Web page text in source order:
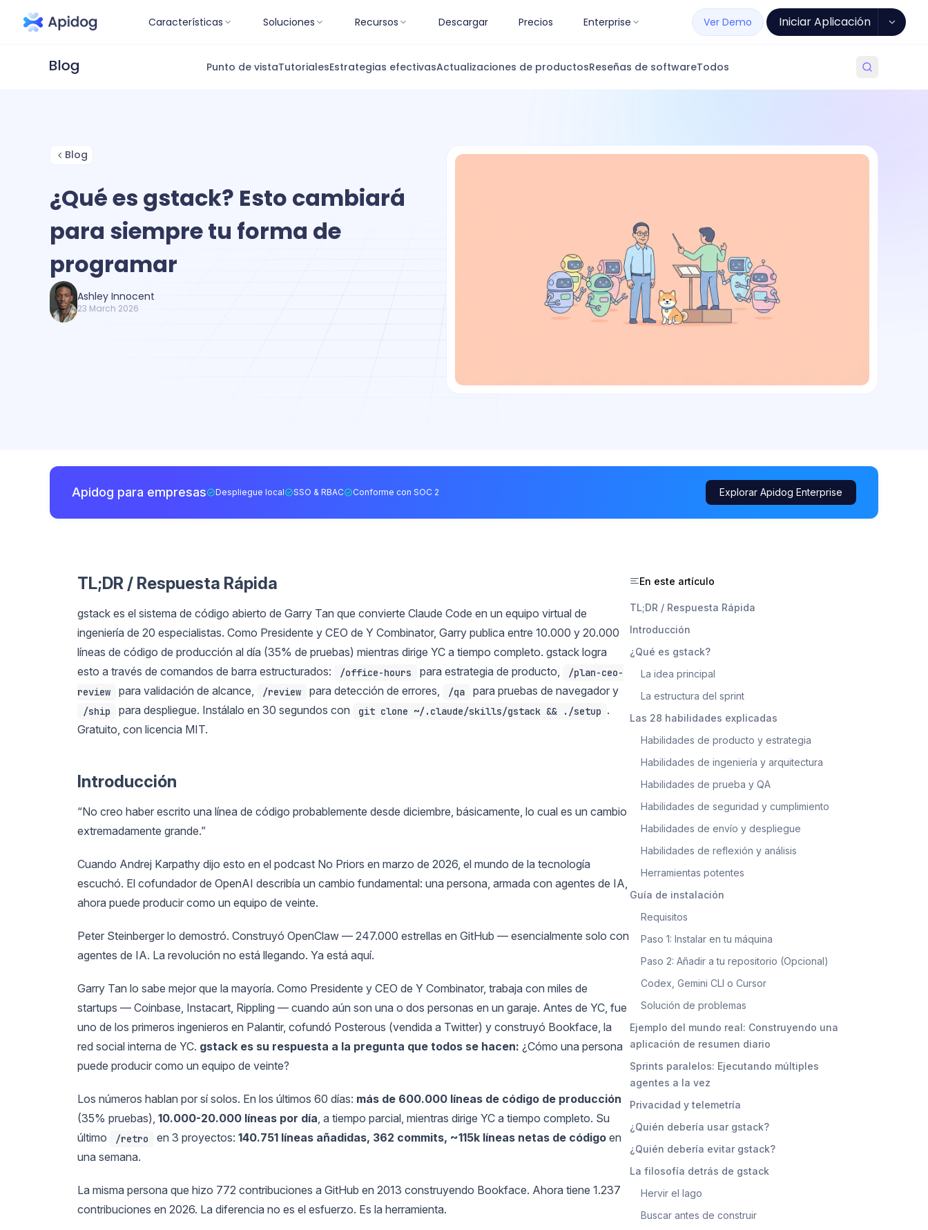
Características Soluciones Recursos Descargar Precios Enterprise Ver Demo Iniciar Aplicación
Punto de vistaTutorialesEstrategias efectivasActualizaciones de productosReseñas de softwareTodos
Blog
¿Qué es gstack? Esto cambiará
para siempre tu forma de
programar
Ashley Innocent
23 March 2026
Apidog para empresas Despliegue local SSO & RBAC Conforme con SOC 2 Explorar Apidog Enterprise
TL;DR / Respuesta Rápida
gstack es el sistema de código abierto de Garry Tan que convierte Claude Code en un equipo virtual de
ingeniería de 20 especialistas. Como Presidente y CEO de Y Combinator, Garry publica entre 10.000 y 20.000
líneas de código de producción al día (35% de pruebas) mientras dirige YC a tiempo completo. gstack logra
esto a través de comandos de barra estructurados:
/office-hours para estrategia de producto,
/plan-ceo-
review
para validación de alcance, /review para detección de errores, /qa para pruebas de navegador y
/ship para despliegue. Instálalo en 30 segundos con git clone ~/.claude/skills/gstack && ./setup .
Gratuito, con licencia MIT.
Introducción
“No creo haber escrito una línea de código probablemente desde diciembre, básicamente, lo cual es un cambio
extremadamente grande.”
Cuando Andrej Karpathy dijo esto en el podcast No Priors en marzo de 2026, el mundo de la tecnología
escuchó. El cofundador de OpenAI describía un cambio fundamental: una persona, armada con agentes de IA,
ahora puede producir como un equipo de veinte.
Peter Steinberger lo demostró. Construyó OpenClaw — 247.000 estrellas en GitHub — esencialmente solo con
agentes de IA. La revolución no está llegando. Ya está aquí.
Garry Tan lo sabe mejor que la mayoría. Como Presidente y CEO de Y Combinator, trabaja con miles de
startups — Coinbase, Instacart, Rippling — cuando aún son una o dos personas en un garaje. Antes de YC, fue
uno de los primeros ingenieros en Palantir, cofundó Posterous (vendida a Twitter) y construyó Bookface, la
red social interna de YC. gstack es su respuesta a la pregunta que todos se hacen: ¿Cómo una persona
puede producir como un equipo de veinte?
Los números hablan por sí solos. En los últimos 60 días: más de 600.000 líneas de código de producción
(35% pruebas), 10.000-20.000 líneas por día , a tiempo parcial, mientras dirige YC a tiempo completo. Su
último
/retro en 3 proyectos: 140.751 líneas añadidas, 362 commits, ~115k líneas netas de código en
una semana.
La misma persona que hizo 772 contribuciones a GitHub en 2013 construyendo Bookface. Ahora tiene 1.237
contribuciones en 2026. La diferencia no es el esfuerzo. Es la herramienta.
En este artículo
TL;DR / Respuesta Rápida
Introducción
¿Qué es gstack?
La idea principal
La estructura del sprint
Las 28 habilidades explicadas
Habilidades de producto y estrategia
Habilidades de ingeniería y arquitectura
Habilidades de prueba y QA
Habilidades de seguridad y cumplimiento
Habilidades de envío y despliegue
Habilidades de reflexión y análisis
Herramientas potentes
Guía de instalación
Requisitos
Paso 1: Instalar en tu máquina
Paso 2: Añadir a tu repositorio (Opcional)
Codex, Gemini CLI o Cursor
Solución de problemas
Ejemplo del mundo real: Construyendo una
aplicación de resumen diario
Sprints paralelos: Ejecutando múltiples
agentes a la vez
Privacidad y telemetría
¿Quién debería usar gstack?
¿Quién debería evitar gstack?
La filosofía detrás de gstack
Hervir el lago
Buscar antes de construir